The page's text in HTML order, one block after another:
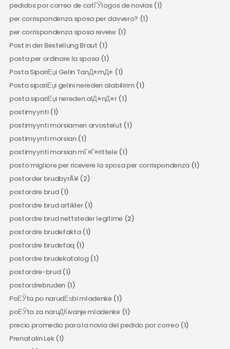
pedidos por correo de catГЎlogos de novias(1)
per corrispondenza sposa per davvero? (1)
per corrispondenza sposa reveiw(1)
Post in der Bestellung Braut (1)
posta per ordinare la sposa (1)
Posta SipariЕџi Gelin TanД±mД± (1)
Posta sipariЕџi gelini nereden alabilirim(1)
posta sipariЕџi nereden alД±nД±r(1)
postimyynti(1)
postimyynti morsiamen arvostelut (1)
postimyynti morsian(1)
postimyynti morsian mГ¤Г¤rittele(1)
posto migliore per ricevere la sposa per corrispondenza (1)
postorder brudbyrÃ¥ (2)
postordre brud(1)
postordre brud artikler(1)
postordre brud nettsteder legitime(2)
postordre brudefakta(1)
postordre brudefaq (1)
postordre brudekatalog(1)
postordre-brud(1)
postordrebruden (1)
PoЕЎta po narudЕѕbi mladenke(1)
poЕЎta za naruДЌivanje mladenke(1)
precio promedio para la novia del pedido por correo(1)
Prenatalin Lek(1)